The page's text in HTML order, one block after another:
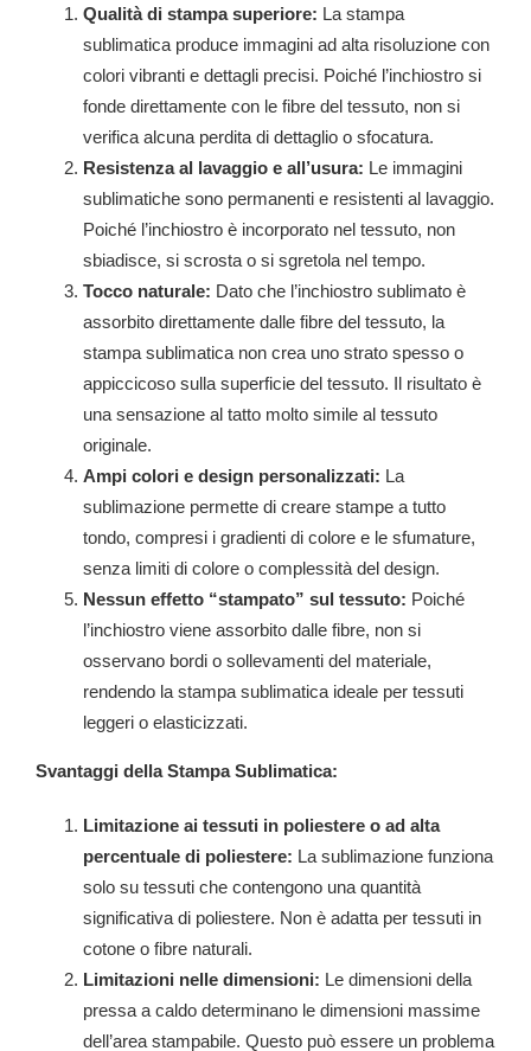
Qualità di stampa superiore: La stampa
sublimatica produce immagini ad alta risoluzione con
colori vibranti e dettagli precisi. Poiché l’inchiostro si
fonde direttamente con le fibre del tessuto, non si
verifica alcuna perdita di dettaglio o sfocatura.
Resistenza al lavaggio e all’usura: Le immagini
sublimatiche sono permanenti e resistenti al lavaggio.
Poiché l’inchiostro è incorporato nel tessuto, non
sbiadisce, si scrosta o si sgretola nel tempo.
Tocco naturale: Dato che l’inchiostro sublimato è
assorbito direttamente dalle fibre del tessuto, la
stampa sublimatica non crea uno strato spesso o
appiccicoso sulla superficie del tessuto. Il risultato è
una sensazione al tatto molto simile al tessuto
originale.
Ampi colori e design personalizzati: La
sublimazione permette di creare stampe a tutto
tondo, compresi i gradienti di colore e le sfumature,
senza limiti di colore o complessità del design.
Nessun effetto “stampato” sul tessuto: Poiché
l’inchiostro viene assorbito dalle fibre, non si
osservano bordi o sollevamenti del materiale,
rendendo la stampa sublimatica ideale per tessuti
leggeri o elasticizzati.
Svantaggi della Stampa Sublimatica:
Limitazione ai tessuti in poliestere o ad alta
percentuale di poliestere: La sublimazione funziona
solo su tessuti che contengono una quantità
significativa di poliestere. Non è adatta per tessuti in
cotone o fibre naturali.
Limitazioni nelle dimensioni: Le dimensioni della
pressa a caldo determinano le dimensioni massime
dell’area stampabile. Questo può essere un problema